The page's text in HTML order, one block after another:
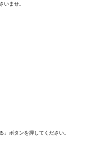
いませ。
」ボタンを押してください。